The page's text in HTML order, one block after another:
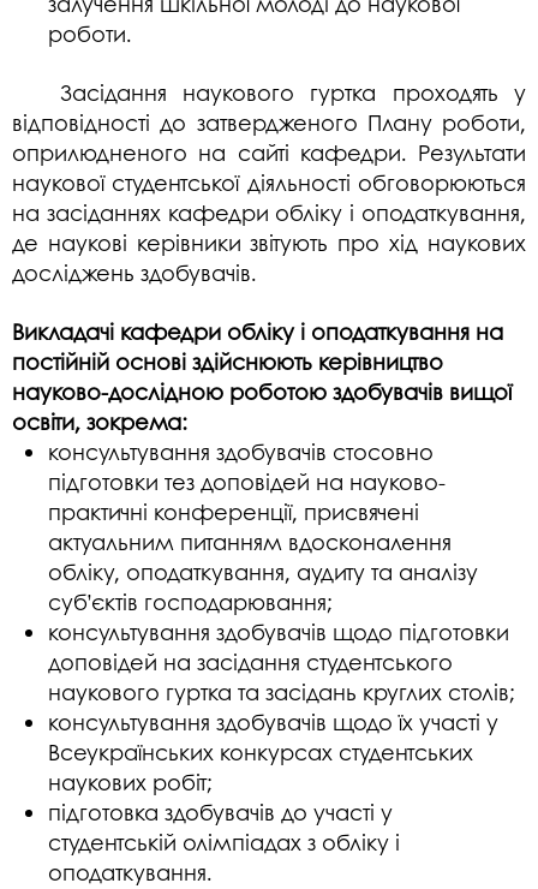
роботи.
Засідання наукового гуртка проходять у
відповідності до затвердженого Плану роботи,
оприлюдненого на сайті кафедри. Результати
наукової студентської діяльності обговорюються
на засіданнях кафедри обліку і оподаткування,
де наукові керівники звітують про хід наукових
досліджень здобувачів.
Викладачі кафедри обліку і оподаткування на
постійній основі здійснюють керівництво
науково-дослідною роботою здобувачів вищої
освіти, зокрема:
консультування здобувачів стосовно
підготовки тез доповідей на науково-
практичні конференції, присвячені
актуальним питанням вдосконалення
обліку, оподаткування, аудиту та аналізу
суб’єктів господарювання;
консультування здобувачів щодо підготовки
доповідей на засідання студентського
наукового гуртка та засідань круглих столів;
консультування здобувачів щодо їх участі у
Всеукраїнських конкурсах студентських
наукових робіт;
підготовка здобувачів до участі у
студентській олімпіадах з обліку і
оподаткування.